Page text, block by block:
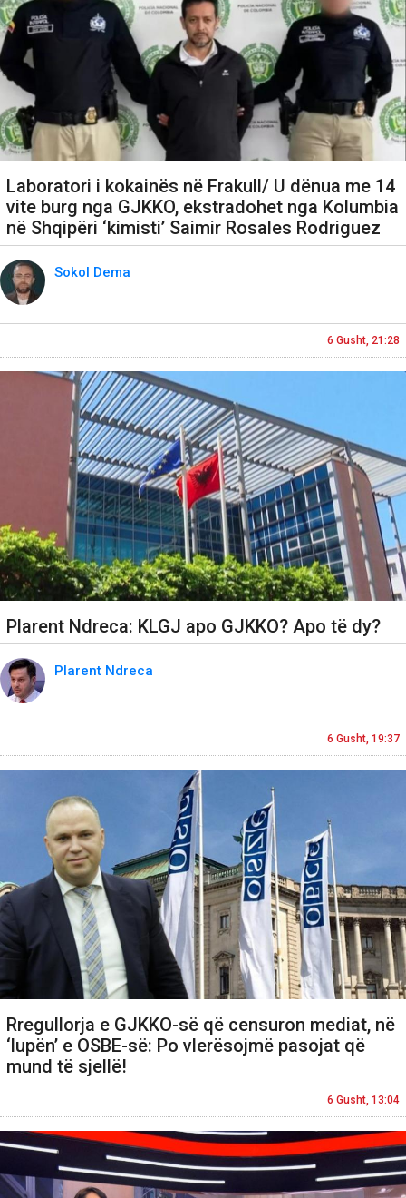
Laboratori i kokainës në Frakull/ U dënua me 14
vite burg nga GJKKO, ekstradohet nga Kolumbia
në Shqipëri ‘kimisti’ Saimir Rosales Rodriguez
Sokol Dema
6 Gusht, 21:28
Plarent Ndreca: KLGJ apo GJKKO? Apo të dy?
Plarent Ndreca
6 Gusht, 19:37
Rregullorja e GJKKO-së që censuron mediat, në
‘lupën’ e OSBE-së: Po vlerësojmë pasojat që
mund të sjellë!
6 Gusht, 13:04